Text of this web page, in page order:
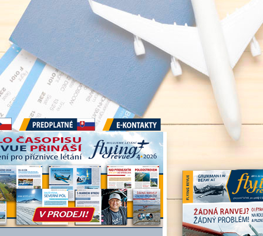
Předplatné E-kontakty